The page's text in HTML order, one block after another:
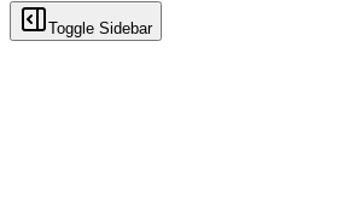
Toggle Sidebar